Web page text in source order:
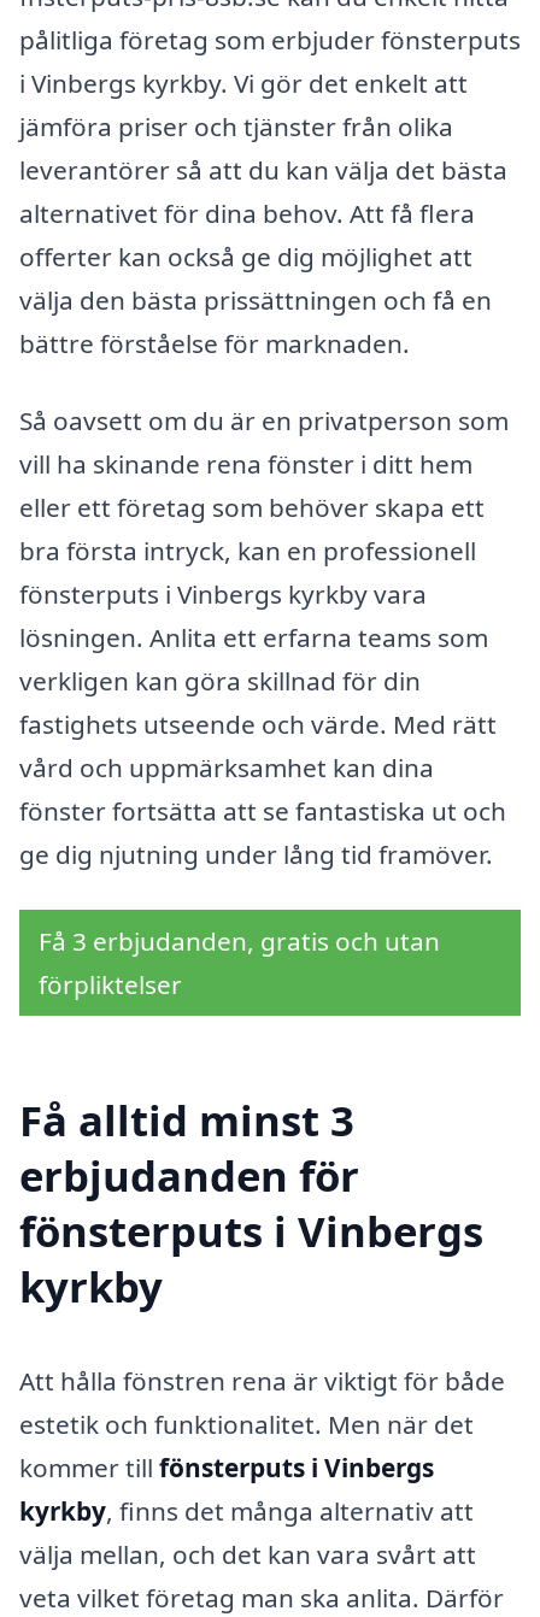
pålitliga företag som erbjuder fönsterputs
i Vinbergs kyrkby. Vi gör det enkelt att
jämföra priser och tjänster från olika
leverantörer så att du kan välja det bästa
alternativet för dina behov. Att få flera
offerter kan också ge dig möjlighet att
välja den bästa prissättningen och få en
bättre förståelse för marknaden.
Så oavsett om du är en privatperson som
vill ha skinande rena fönster i ditt hem
eller ett företag som behöver skapa ett
bra första intryck, kan en professionell
fönsterputs i Vinbergs kyrkby vara
lösningen. Anlita ett erfarna teams som
verkligen kan göra skillnad för din
fastighets utseende och värde. Med rätt
vård och uppmärksamhet kan dina
fönster fortsätta att se fantastiska ut och
ge dig njutning under lång tid framöver.
Få 3 erbjudanden, gratis och utan
förpliktelser
Få alltid minst 3
erbjudanden för
fönsterputs i Vinbergs
kyrkby
Att hålla fönstren rena är viktigt för både
estetik och funktionalitet. Men när det
kommer till fönsterputs i Vinbergs
kyrkby, finns det många alternativ att
välja mellan, och det kan vara svårt att
veta vilket företag man ska anlita. Därför